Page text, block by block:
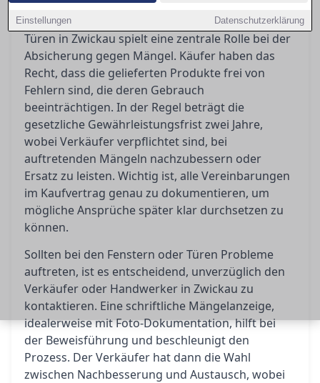
Einstellungen Datenschutzerklärung
Die Gewährleistung beim Kauf von Fenstern und
Türen in Zwickau spielt eine zentrale Rolle bei der
Absicherung gegen Mängel. Käufer haben das
Recht, dass die gelieferten Produkte frei von
Fehlern sind, die deren Gebrauch
beeinträchtigen. In der Regel beträgt die
gesetzliche Gewährleistungsfrist zwei Jahre,
wobei Verkäufer verpflichtet sind, bei
auftretenden Mängeln nachzubessern oder
Ersatz zu leisten. Wichtig ist, alle Vereinbarungen
im Kaufvertrag genau zu dokumentieren, um
mögliche Ansprüche später klar durchsetzen zu
können.
Sollten bei den Fenstern oder Türen Probleme
auftreten, ist es entscheidend, unverzüglich den
Verkäufer oder Handwerker in Zwickau zu
kontaktieren. Eine schriftliche Mängelanzeige,
idealerweise mit Foto-Dokumentation, hilft bei
der Beweisführung und beschleunigt den
Prozess. Der Verkäufer hat dann die Wahl
zwischen Nachbesserung und Austausch, wobei